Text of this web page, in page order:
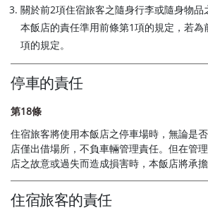
關於前2項住宿旅客之隨身行李或隨身物品
本飯店的責任準用前條第1項的規定，若
項的規定。
停車的責任
第18條
住宿旅客將使用本飯店之停車場時，無論是
店僅出借場所，不負車輛管理責任。但在管
店之故意或過失而造成損害時，本飯店將承擔
住宿旅客的責任